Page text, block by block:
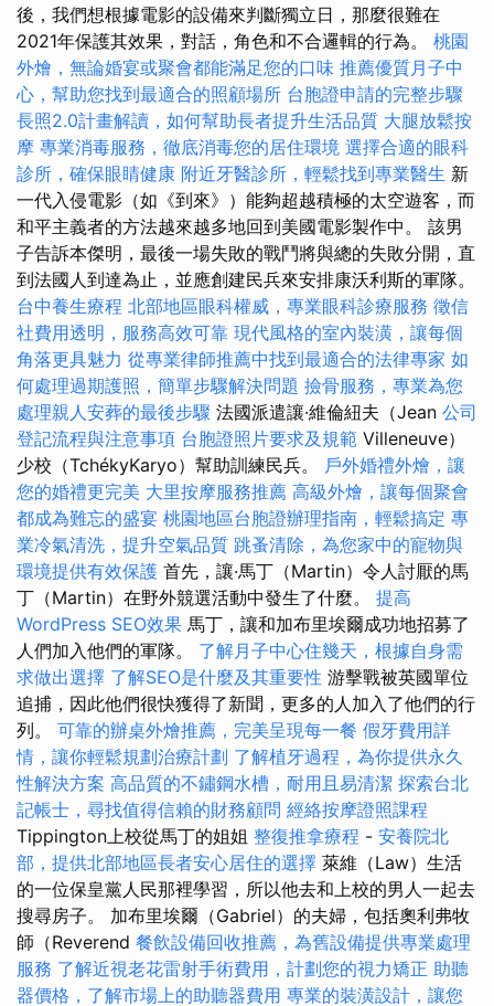
後，我們想根據電影的設備來判斷獨立日，那麼很難在
2021年保護其效果，對話，角色和不合邏輯的行為。 桃園
外燴，無論婚宴或聚會都能滿足您的口味 推薦優質月子中
心，幫助您找到最適合的照顧場所 台胞證申請的完整步驟
長照2.0計畫解讀，如何幫助長者提升生活品質 大腿放鬆按
摩 專業消毒服務，徹底消毒您的居住環境 選擇合適的眼科
診所，確保眼睛健康 附近牙醫診所，輕鬆找到專業醫生 新
一代入侵電影（如《到來》）能夠超越積極的太空遊客，而
和平主義者的方法越來越多地回到美國電影製作中。 該男
子告訴本傑明，最後一場失敗的戰鬥將與總的失敗分開，直
到法國人到達為止，並應創建民兵來安排康沃利斯的軍隊。
台中養生療程 北部地區眼科權威，專業眼科診療服務 徵信
社費用透明，服務高效可靠 現代風格的室內裝潢，讓每個
角落更具魅力 從專業律師推薦中找到最適合的法律專家 如
何處理過期護照，簡單步驟解決問題 撿骨服務，專業為您
處理親人安葬的最後步驟 法國派遣讓·維倫紐夫（Jean 公司
登記流程與注意事項 台胞證照片要求及規範 Villeneuve）
少校（TchékyKaryo）幫助訓練民兵。 戶外婚禮外燴，讓
您的婚禮更完美 大里按摩服務推薦 高級外燴，讓每個聚會
都成為難忘的盛宴 桃園地區台胞證辦理指南，輕鬆搞定 專
業冷氣清洗，提升空氣品質 跳蚤清除，為您家中的寵物與
環境提供有效保護 首先，讓·馬丁（Martin）令人討厭的馬
丁（Martin）在野外競選活動中發生了什麼。 提高
WordPress SEO效果 馬丁，讓和加布里埃爾成功地招募了
人們加入他們的軍隊。 了解月子中心住幾天，根據自身需
求做出選擇 了解SEO是什麼及其重要性 游擊戰被英國單位
追捕，因此他們很快獲得了新聞，更多的人加入了他們的行
列。 可靠的辦桌外燴推薦，完美呈現每一餐 假牙費用詳
情，讓你輕鬆規劃治療計劃 了解植牙過程，為你提供永久
性解決方案 高品質的不鏽鋼水槽，耐用且易清潔 探索台北
記帳士，尋找值得信賴的財務顧問 經絡按摩證照課程
Tippington上校從馬丁的姐姐 整復推拿療程 - 安養院北
部，提供北部地區長者安心居住的選擇 萊維（Law）生活
的一位保皇黨人民那裡學習，所以他去和上校的男人一起去
搜尋房子。 加布里埃爾（Gabriel）的夫婦，包括奧利弗牧
師（Reverend 餐飲設備回收推薦，為舊設備提供專業處理
服務 了解近視老花雷射手術費用，計劃您的視力矯正 助聽
器價格，了解市場上的助聽器費用 專業的裝潢設計，讓您